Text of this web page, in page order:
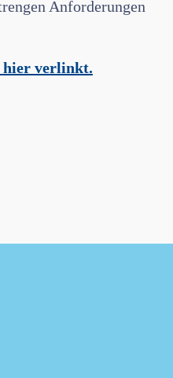
Anforderungen
hier verlinkt.